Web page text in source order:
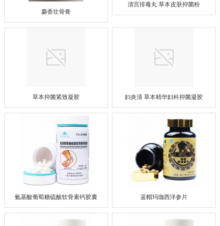
麝香壮骨膏
清宫排毒丸 草本皮肤抑菌粉
草本抑菌紧致凝胶 妇炎清 草本精华妇科抑菌凝胶
氨基酸葡萄糖硫酸软骨素钙胶囊 蓝帽玛珈西洋参片